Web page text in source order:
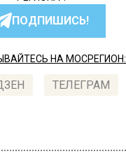
ПОДПИШИСЬ!
НА МОСРЕГИОН:
ТЕЛЕГРАМ